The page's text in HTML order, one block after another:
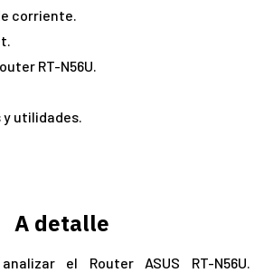
corriente.
RT-N56U.
y utilidades.
A detalle
el Router ASUS RT-N56U.